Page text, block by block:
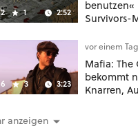
1 2:52
Survivors-
nützliches
3 3:23
vor einem Tag
Mafia:
bekommt
Knarren,
anzeigen